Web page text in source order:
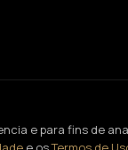
e para fins de